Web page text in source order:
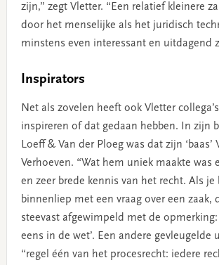
zijn,” zegt Vletter. “Een relatief kleinere
door het menselijke als het juridisch
minstens even interessant en uitdagend
Inspirators
Net als zovelen heeft ook Vletter
inspireren of dat gedaan hebben. In zijn
Loeff & Van der Ploeg was dat zijn ‘baas’
Verhoeven. “Wat hem uniek maakte was
en zeer brede kennis van het recht. Als je
binnenliep met een vraag over een zaak,
steevast afgewimpeld met de opmerking:
eens in de wet’. Een andere gevleugelde
“regel één van het procesrecht: iedere